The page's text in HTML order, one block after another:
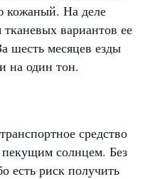
кожаный. На деле
вариантов ее
шесть месяцев езды
на один тон.
средство
пекущим солнцем. Без
есть риск получить